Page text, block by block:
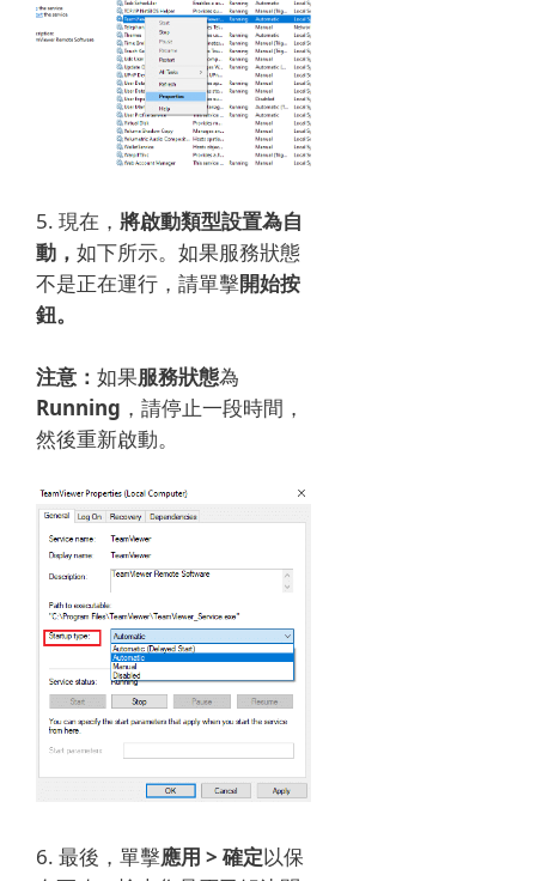
5. 現在， 將啟動類型設置為自
動， 如下所示。 如果服務狀態
不是正在運行，請單擊開始按
鈕。
注意： 如果服務狀態為
Running ，請停止一段時間，
然後重新啟動。
6. 最後，單擊應用 > 確定以保